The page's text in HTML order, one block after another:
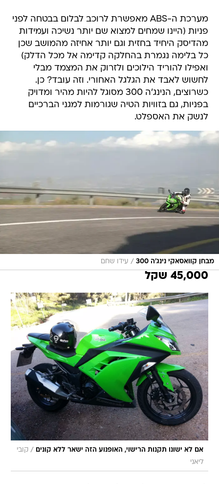
מערכת ה-ABS מאפשרת לרוכב לבלום בבטחה לפני
פניות (היינו שמחים למצוא שם יותר נשיכה ועמידות
מהדיסק היחיד בחזית וגם יותר אחיזה מהמושב שכן
כל בלימה נגמרת בהחלקה קדימה אל מכל הדלק)
ואפילו להוריד הילוכים ולזרוק את המצמד מבלי
לחשוש לאבד את הגלגל האחורי. וזה עובד? כן.
כשרוצים, הנינג'ה 300 מסוגל להיות מהיר ומדויק
בפניות, גם בזוויות הטיה שגורמות למגני הברכיים
לנשק את האספלט.
מבחן קוואסאקי נינג'ה 300 / עידו שחם
45,000 שקל
אם לא ישונו תקנות הרישוי, האופנוע הזה ישאר ללא קונים / קובי
ליאני